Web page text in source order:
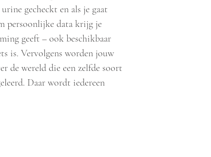
gecheckt en als je gaat
persoonlijke data krijg je
geeft – ook beschikbaar
is. Vervolgens worden jouw
de wereld die een zelfde soort
Daar wordt iedereen